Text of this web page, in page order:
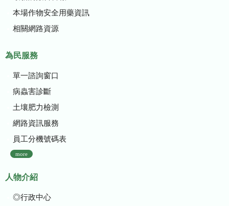
本場作物安全用藥資訊
相關網路資源
為民服務
單一諮詢窗口
病蟲害診斷
土壤肥力檢測
網路資訊服務
員工分機號碼表
more
人物介紹
◎行政中心